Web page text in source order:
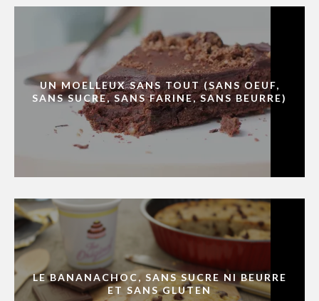
UN MOELLEUX SANS TOUT (SANS OEUF,
SANS SUCRE, SANS FARINE, SANS BEURRE)
LE BANANACHOC, SANS SUCRE NI BEURRE
ET SANS GLUTEN